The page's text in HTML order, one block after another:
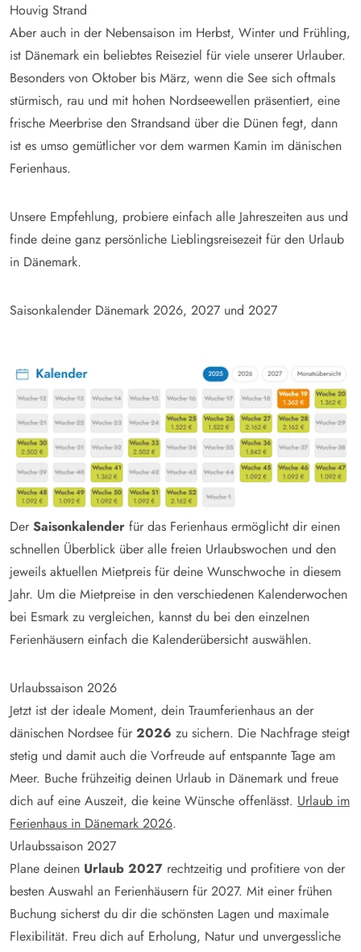
Houvig Strand
Aber auch in der Nebensaison im Herbst, Winter und Frühling,
ist Dänemark ein beliebtes Reiseziel für viele unserer Urlauber.
Besonders von Oktober bis März, wenn die See sich oftmals
stürmisch, rau und mit hohen Nordseewellen präsentiert, eine
frische Meerbrise den Strandsand über die Dünen fegt, dann
ist es umso gemütlicher vor dem warmen Kamin im dänischen
Ferienhaus.
Unsere Empfehlung, probiere einfach alle Jahreszeiten aus und
finde deine ganz persönliche Lieblingsreisezeit für den Urlaub
in Dänemark.
Saisonkalender Dänemark 2026, 2027 und 2027
Der Saisonkalender für das Ferienhaus ermöglicht dir einen
schnellen Überblick über alle freien Urlaubswochen und den
jeweils aktuellen Mietpreis für deine Wunschwoche in diesem
Jahr. Um die Mietpreise in den verschiedenen Kalenderwochen
bei Esmark zu vergleichen, kannst du bei den einzelnen
Ferienhäusern einfach die Kalenderübersicht auswählen.
Urlaubssaison 2026
Jetzt ist der ideale Moment, dein Traumferienhaus an der
dänischen Nordsee für 2026 zu sichern. Die Nachfrage steigt
stetig und damit auch die Vorfreude auf entspannte Tage am
Meer. Buche frühzeitig deinen Urlaub in Dänemark und freue
dich auf eine Auszeit, die keine Wünsche offenlässt. Urlaub im
Ferienhaus in Dänemark 2026.
Urlaubssaison 2027
Plane deinen Urlaub 2027 rechtzeitig und profitiere von der
besten Auswahl an Ferienhäusern für 2027. Mit einer frühen
Buchung sicherst du dir die schönsten Lagen und maximale
Flexibilität. Freu dich auf Erholung, Natur und unvergessliche